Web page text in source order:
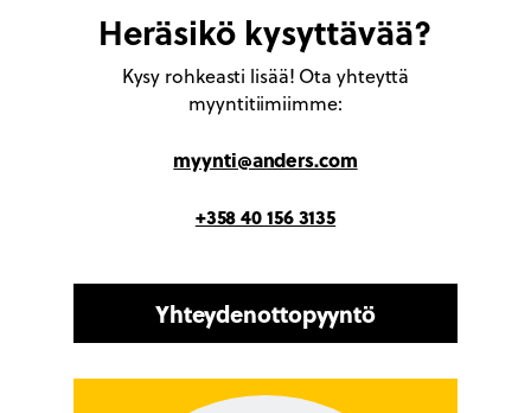
Heräsikö kysyttävää?
Kysy rohkeasti lisää! Ota yhteyttä
myyntitiimiimme:
myynti@anders.com
+358 40 156 3135
Yhteydenottopyyntö